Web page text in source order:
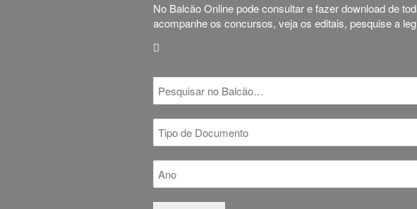
No Balcão Online pode consultar e fazer download de
acompanhe os concursos, veja os editais, pesquise a